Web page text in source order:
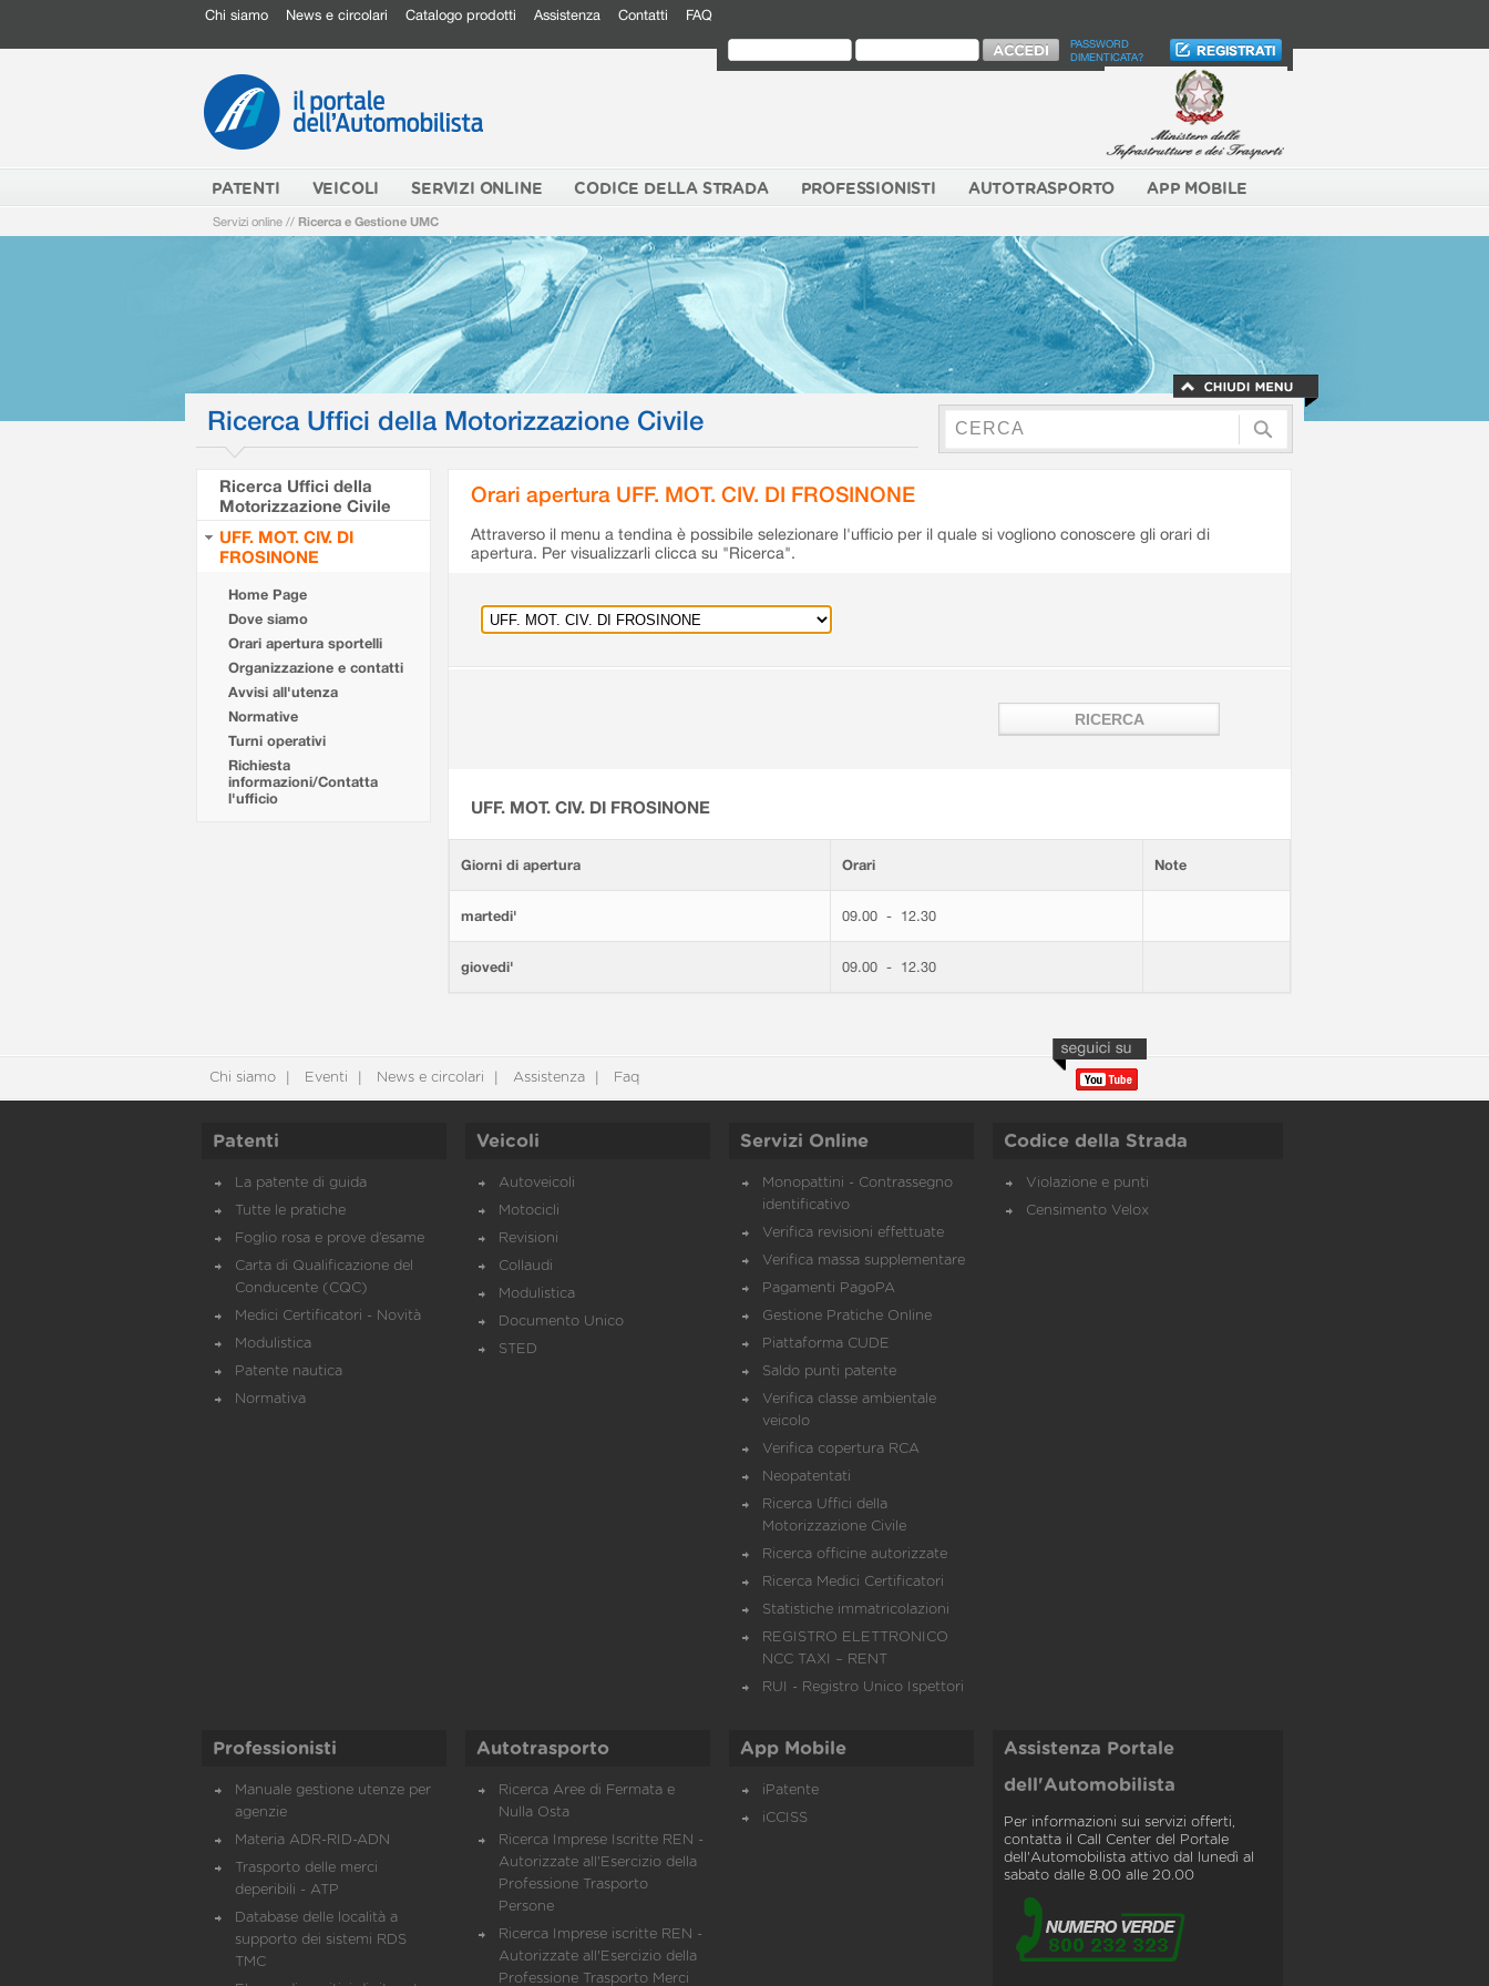
Chi siamo News e circolari Catalogo prodotti Assistenza Contatti FAQ
PASSWORD
DIMENTICATA?
PATENTI VEICOLI SERVIZI ONLINE CODICE DELLA STRADA PROFESSIONISTI AUTOTRASPORTO APP MOBILE
Servizi online // Ricerca e Gestione UMC
Ricerca Uffici della Motorizzazione Civile
Ricerca Uffici della
Motorizzazione Civile
UFF. MOT. CIV. DI
FROSINONE
Home Page
Dove siamo
Orari apertura sportelli
Organizzazione e contatti
Avvisi all'utenza
Normative
Turni operativi
Richiesta
informazioni/Contatta
l'ufficio
Orari apertura UFF. MOT. CIV. DI FROSINONE
Attraverso il menu a tendina è possibile selezionare l'ufficio per il quale si vogliono conoscere gli orari di
apertura. Per visualizzarli clicca su "Ricerca".
UFF. MOT. CIV. DI FROSINONE
Giorni di apertura Orari Note
martedi' 09.00 - 12.30
giovedi' 09.00 - 12.30
Chi siamo Eventi News e circolari Assistenza Faq
Patenti
La patente di guida
Tutte le pratiche
Foglio rosa e prove d’esame
Carta di Qualificazione del
Conducente (CQC)
Medici Certificatori - Novità
Modulistica
Patente nautica
Normativa
Veicoli
Autoveicoli
Motocicli
Revisioni
Collaudi
Modulistica
Documento Unico
STED
Servizi Online
Monopattini - Contrassegno
identificativo
Verifica revisioni effettuate
Verifica massa supplementare
Pagamenti PagoPA
Gestione Pratiche Online
Piattaforma CUDE
Saldo punti patente
Verifica classe ambientale
veicolo
Verifica copertura RCA
Neopatentati
Ricerca Uffici della
Motorizzazione Civile
Ricerca officine autorizzate
Ricerca Medici Certificatori
Statistiche immatricolazioni
REGISTRO ELETTRONICO
NCC TAXI – RENT
RUI - Registro Unico Ispettori
Codice della Strada
Violazione e punti
Censimento Velox
Professionisti
Manuale gestione utenze per
agenzie
Materia ADR-RID-ADN
Trasporto delle merci
deperibili - ATP
Database delle località a
supporto dei sistemi RDS
TMC
Autotrasporto
Ricerca Aree di Fermata e
Nulla Osta
Ricerca Imprese Iscritte REN -
Autorizzate all'Esercizio della
Professione Trasporto
Persone
Ricerca Imprese iscritte REN -
Autorizzate all'Esercizio della
Professione Trasporto Merci
App Mobile
iPatente
iCCISS
Assistenza Portale
dell'Automobilista
Per informazioni sui servizi offerti,
contatta il Call Center del Portale
dell'Automobilista attivo dal lunedì al
sabato dalle 8.00 alle 20.00